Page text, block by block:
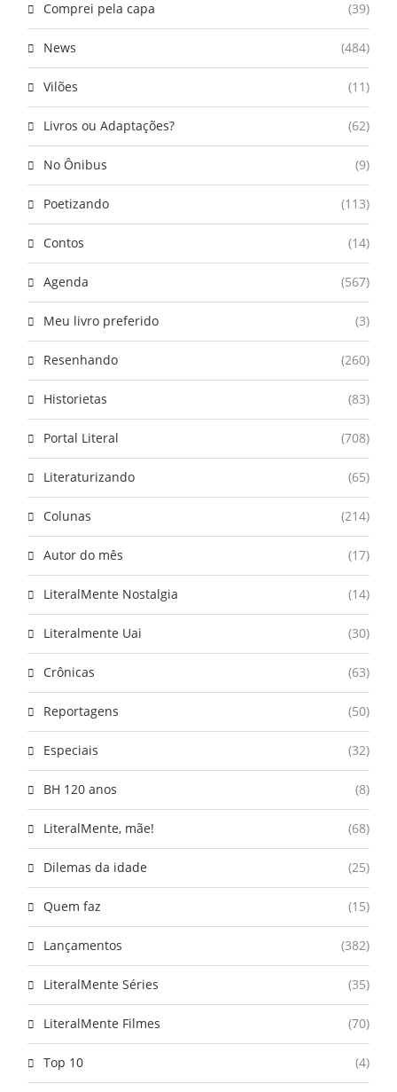
Comprei pela capa (39)
News (484)
Vilões (11)
Livros ou Adaptações? (62)
No Ônibus (9)
Poetizando (113)
Contos (14)
Agenda (567)
Meu livro preferido (3)
Resenhando (260)
Historietas (83)
Portal Literal (708)
Literaturizando (65)
Colunas (214)
Autor do mês (17)
LiteralMente Nostalgia (14)
Literalmente Uai (30)
Crônicas (63)
Reportagens (50)
Especiais (32)
BH 120 anos (8)
LiteralMente, mãe! (68)
Dilemas da idade (25)
Quem faz (15)
Lançamentos (382)
LiteralMente Séries (35)
LiteralMente Filmes (70)
Top 10 (4)